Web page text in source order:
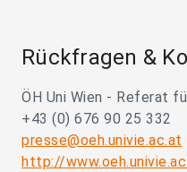
Rückfragen &
ÖH Uni Wien - Referat
+43 (0) 676 90 25 332
presse@oeh.univie.ac.at
http://